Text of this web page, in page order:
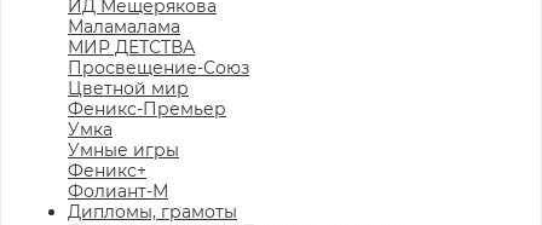
ИД Мещерякова
Маламалама
МИР ДЕТСТВА
Просвещение-Союз
Цветной мир
Феникс-Премьер
Умка
Умные игры
Феникс+
Фолиант-М
Дипломы, грамоты